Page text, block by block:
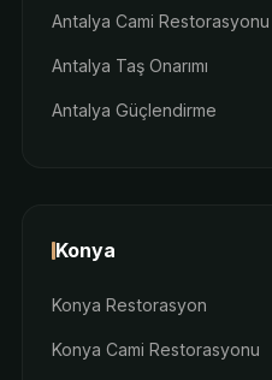
Antalya Cami Restorasyonu
Antalya Taş Onarımı
Antalya Güçlendirme
Konya
Konya Restorasyon
Konya Cami Restorasyonu